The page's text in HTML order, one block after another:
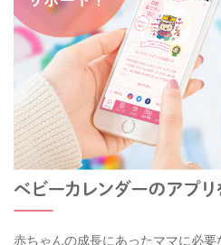
赤ちゃんの成長にあったママに必要